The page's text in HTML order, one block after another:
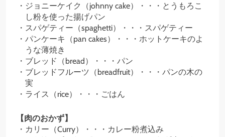
ジョニーケイク（johnny cake）・・・とうもろこ
し粉を使った揚げパン
スパゲティー（spaghetti）・・・スパゲティー
パンケーキ（pan cakes）・・・ホットケーキのよ
うな薄焼き
ブレッド（bread）・・・パン
ブレッドフルーツ（breadfruit）・・・パンの木の
実
ライス（rice）・・・ごはん
【肉のおかず】
カリー（Curry）・・・カレー粉煮込み